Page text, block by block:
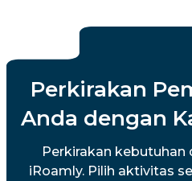
Perkirakan
Anda dengan
Perkirakan kebutuhan
iRoamly. Pilih aktivitas